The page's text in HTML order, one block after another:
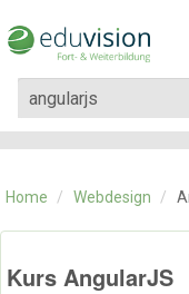
KATEGORIE
ÜBER EDUVISION
KONTAKT
Home / Webdesign /
Kurs AngularJS